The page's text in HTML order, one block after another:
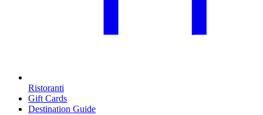
Ristoranti
Gift Cards
Destination Guide